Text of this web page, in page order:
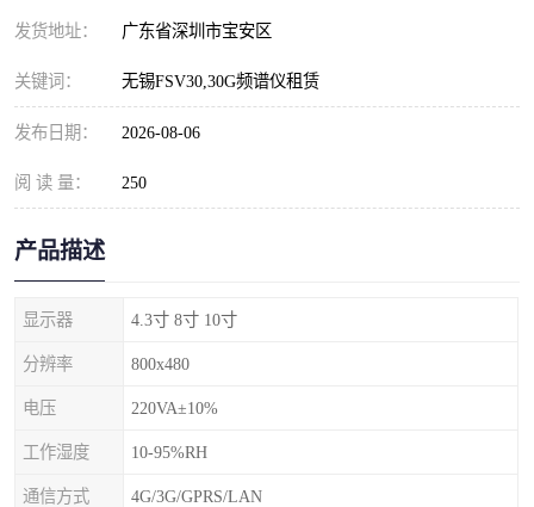
发货地址： 广东省深圳市宝安区
关键词： 无锡FSV30,30G频谱仪租赁
发布日期： 2026-08-06
阅 读 量： 250
产品描述
显示器 4.3寸 8寸 10寸
分辨率 800x480
电压 220VA±10%
工作湿度 10-95%RH
通信方式 4G/3G/GPRS/LAN